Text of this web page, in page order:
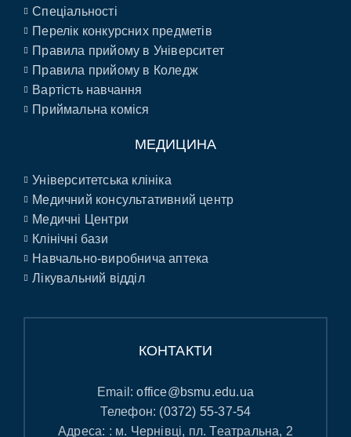
Спеціальності
Перелік конкурсних предметів
Правила прийому в Університет
Правила прийому в Коледж
Вартість навчання
Приймальна коміся
МЕДИЦИНА
Університетська клініка
Медичний консультативний центр
Медичні Центри
Клінічні бази
Навчально-виробнича аптека
Лікувальний відділ
КОНТАКТИ
Email:office@bsmu.edu.ua
Телефон: (0372) 55-37-54
Адреса: : м. Чернівці, пл. Театральна, 2